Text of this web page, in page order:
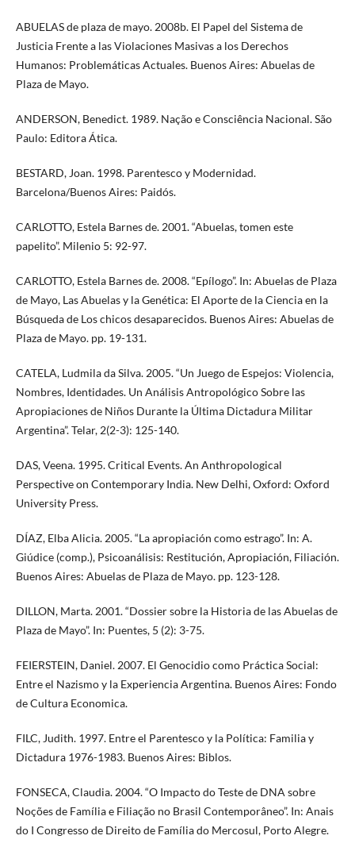
ABUELAS de plaza de mayo. 2008b. El Papel del Sistema de
Justicia Frente a las Violaciones Masivas a los Derechos
Humanos: Problemáticas Actuales. Buenos Aires: Abuelas de
Plaza de Mayo.
ANDERSON, Benedict. 1989. Nação e Consciência Nacional. São
Paulo: Editora Ática.
BESTARD, Joan. 1998. Parentesco y Modernidad.
Barcelona/Buenos Aires: Paidós.
CARLOTTO, Estela Barnes de. 2001. “Abuelas, tomen este
papelito”. Milenio 5: 92-97.
CARLOTTO, Estela Barnes de. 2008. “Epílogo”. In: Abuelas de Plaza
de Mayo, Las Abuelas y la Genética: El Aporte de la Ciencia en la
Búsqueda de Los chicos desaparecidos. Buenos Aires: Abuelas de
Plaza de Mayo. pp. 19-131.
CATELA, Ludmila da Silva. 2005. “Un Juego de Espejos: Violencia,
Nombres, Identidades. Un Análisis Antropológico Sobre las
Apropiaciones de Niños Durante la Última Dictadura Militar
Argentina”. Telar, 2(2-3): 125-140.
DAS, Veena. 1995. Critical Events. An Anthropological
Perspective on Contemporary India. New Delhi, Oxford: Oxford
University Press.
DÍAZ, Elba Alicia. 2005. “La apropiación como estrago”. In: A.
Giúdice (comp.), Psicoanálisis: Restitución, Apropiación, Filiación.
Buenos Aires: Abuelas de Plaza de Mayo. pp. 123-128.
DILLON, Marta. 2001. “Dossier sobre la Historia de las Abuelas de
Plaza de Mayo”. In: Puentes, 5 (2): 3-75.
FEIERSTEIN, Daniel. 2007. El Genocidio como Práctica Social:
Entre el Nazismo y la Experiencia Argentina. Buenos Aires: Fondo
de Cultura Economica.
FILC, Judith. 1997. Entre el Parentesco y la Política: Familia y
Dictadura 1976-1983. Buenos Aires: Biblos.
FONSECA, Claudia. 2004. “O Impacto do Teste de DNA sobre
Noções de Família e Filiação no Brasil Contemporâneo”. In: Anais
do I Congresso de Direito de Família do Mercosul, Porto Alegre.